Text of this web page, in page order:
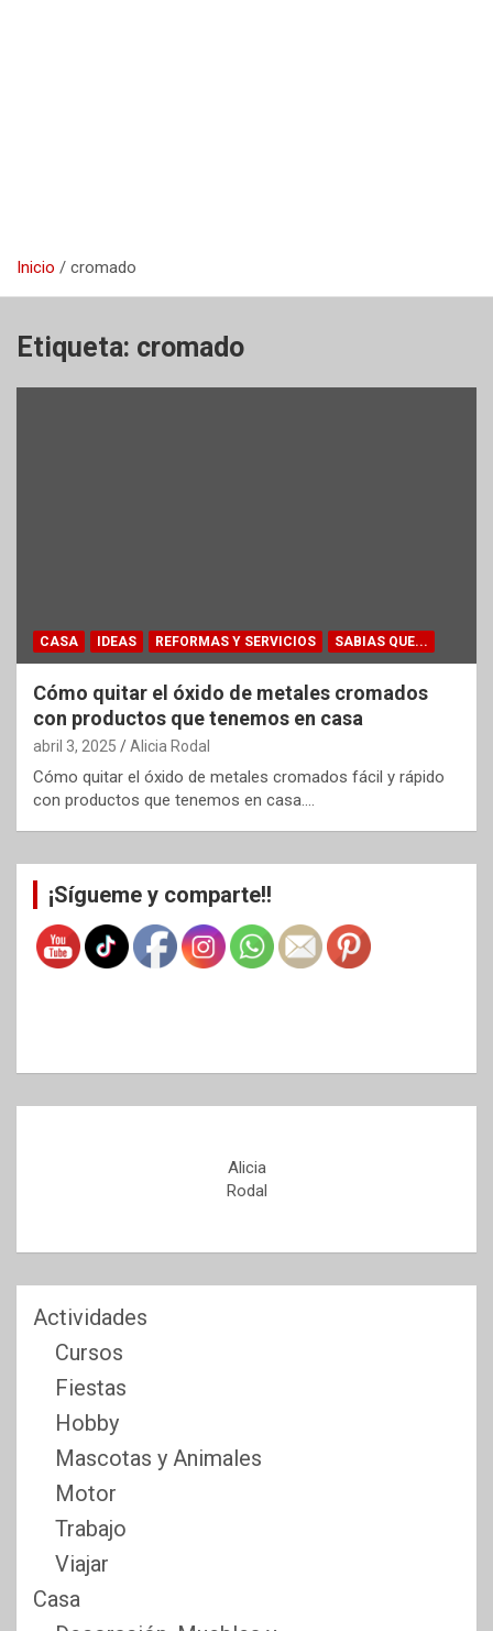
Inicio cromado
Etiqueta: cromado
CASA IDEAS REFORMAS Y SERVICIOS SABIAS QUE...
Cómo quitar el óxido de metales cromados
con productos que tenemos en casa
abril 3, 2025 Alicia Rodal
Cómo quitar el óxido de metales cromados fácil y rápido
con productos que tenemos en casa.…
¡Sígueme y comparte!!
Alicia
Rodal
Actividades
Cursos
Fiestas
Hobby
Mascotas y Animales
Motor
Trabajo
Viajar
Casa